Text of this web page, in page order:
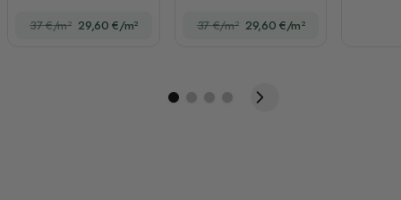
Wildblumen
37 €/m² 29,60 €/m² 37 €/m² 29,60 €/m²